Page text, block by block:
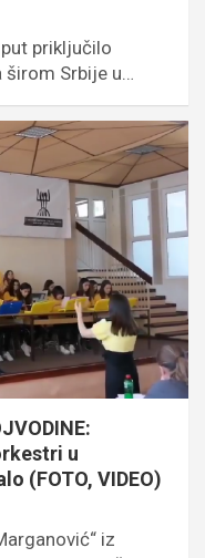
priključilo
širom Srbije u…
u
(FOTO, VIDEO)
iz